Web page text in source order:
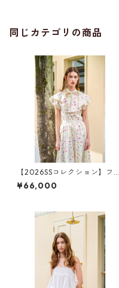
同じカテゴリの商品
【2026SSコレクション】フレ
ア襟ブラウス ジオメトリッ
ク柄
¥66,000